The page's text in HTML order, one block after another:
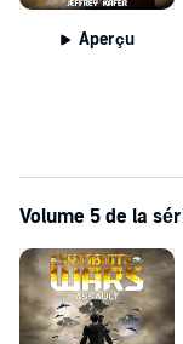
Aperçu
Volume 5 de la